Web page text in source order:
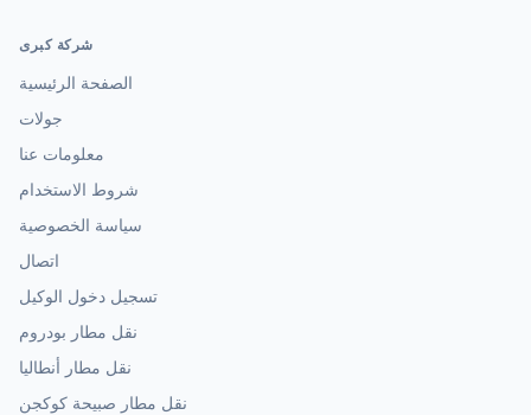
شركة كبرى
الصفحة الرئيسية
جولات
معلومات عنا
شروط الاستخدام
سياسة الخصوصية
اتصال
تسجيل دخول الوكيل
نقل مطار بودروم
نقل مطار أنطاليا
نقل مطار صبيحة كوكجن